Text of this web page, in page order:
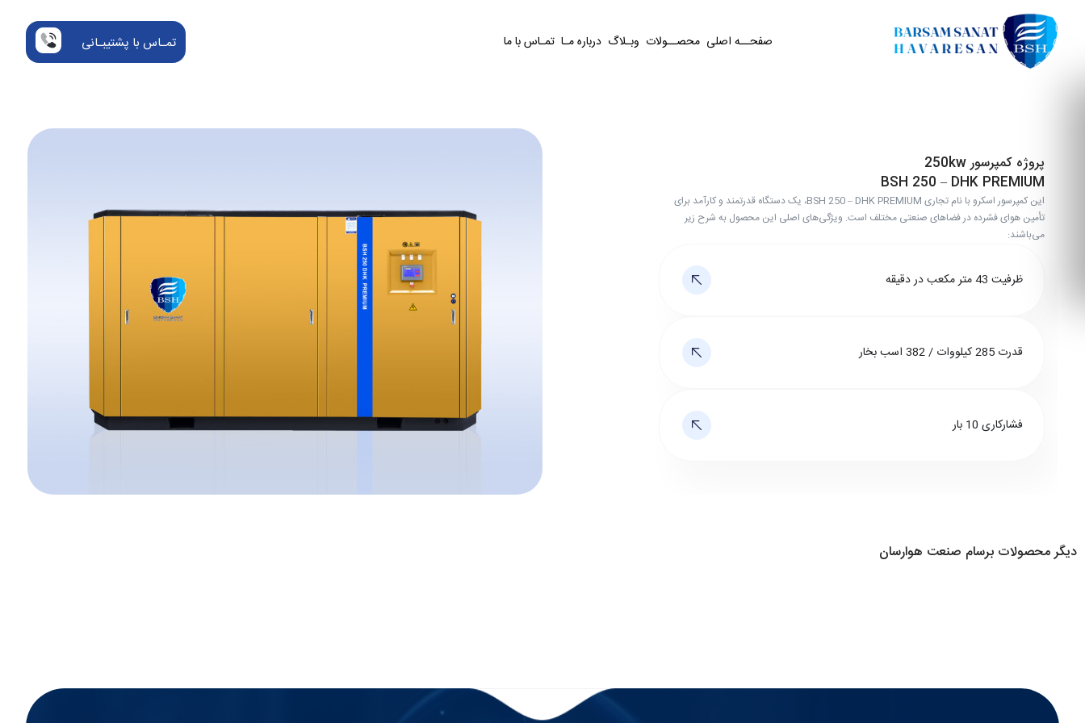
صفحــه اصلی محصــولات وبـلاگ درباره مـا تمـاس با ما تمـاس با پشتیبـانی
پروژه کمپرسور 250kw
BSH 250 – DHK PREMIUM
این کمپرسور اسکرو با نام تجاری BSH 250 – DHK PREMIUM، یک دستگاه قدرتمند و کارآمد برای
تأمین هوای فشرده در فضاهای صنعتی مختلف است. ویژگی‌های اصلی این محصول به شرح زیر
می‌باشند:
ظرفیت 43 متر مکعب در دقیقه
قدرت 285 کیلووات / 382 اسب بخار
فشارکاری 10 بار
دیگر محصولات برسام صنعت هوارسان